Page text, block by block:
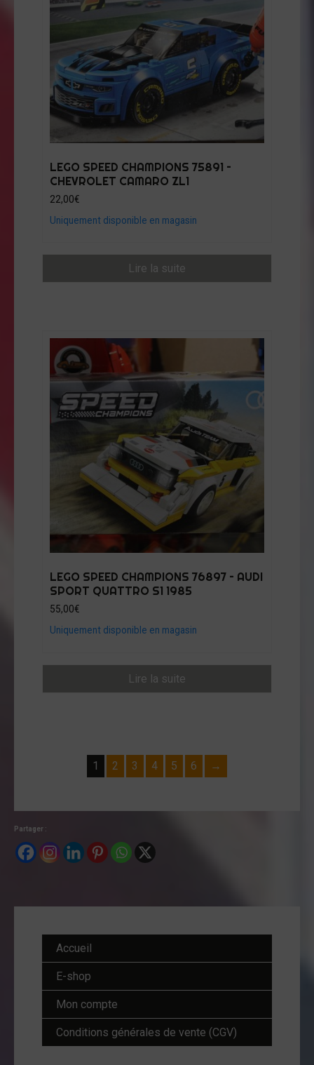
LEGO SPEED CHAMPIONS 75891 –
CHEVROLET CAMARO ZL1
22,00€
Uniquement disponible en magasin
Lire la suite
LEGO SPEED CHAMPIONS 76897 – AUDI
SPORT QUATTRO S1 1985
55,00€
Uniquement disponible en magasin
Lire la suite
1 2 3 4 5 6 →
Partager :
Accueil
E-shop
Mon compte
Conditions générales de vente (CGV)